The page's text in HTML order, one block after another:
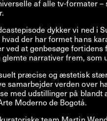
af alle tv-formater
dykker vi ned i
der har formet hans
ved at genbesøge
narrativer frem, som
præcise og æstetisk
samarbejder verden over
med udstillinger på blandt
Moderno de Bogotá.